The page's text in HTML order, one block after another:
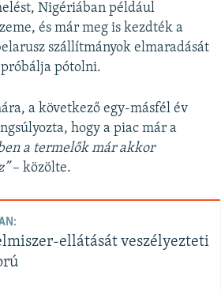
Nigériában például
és már meg is kezdték a
szállítmányok elmaradását
pótolni.
a következő egy-másfél év
hogy a piac már a
a termelők már akkor
– közölte.
ellátását veszélyezteti